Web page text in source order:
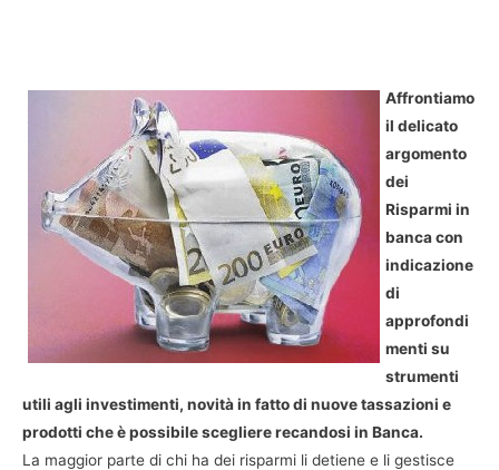
Affrontiamo
il delicato
argomento
dei
Risparmi in
banca con
indicazione
di
approfondi
menti su
strumenti
utili agli investimenti, novità in fatto di nuove tassazioni e
prodotti che è possibile scegliere recandosi in Banca.
La maggior parte di chi ha dei risparmi li detiene e li gestisce